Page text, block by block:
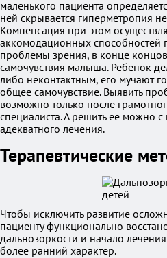
маленького пациента
ней скрывается гиперметропия
Компенсация при этом
аккомодационных способностей
проблемы зрения, в конце
самочувствия малыша. Ребенок
либо неконтактным, его мучают
общее самочувствие. Выявить
возможно только после
специалиста. А решить ее можно
адекватного лечения.
Терапевтические
Чтобы исключить развитие
пациенту функционально
дальнозоркости и начало
более ранний характер.